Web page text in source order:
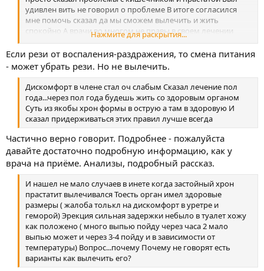
удивлен вить не говорил о проблеме В итоге согласился
мне помочь сказал да мы сможем вылечить и жить
спокойно А врачи во многом не правы в своем лечении
Йога для пищеварения от застоев и для прастаты + овощи и
отказ от курения постепенно И какие то травы... После лишь
после подготовки ( рези пропали давно незнаю почему)
Нажмите для раскрытия...
Если рези от воспаления-раздражения, то смена питания
- может убрать рези. Но не вылечить.
Дискомфорт в члене стал оч слабым Сказал лечение пол
года...через пол года будешь жить со здоровым органом
Суть из якобы хрон формы в острую а там в здоровую И
сказал придерживаться этих правил лучше всегда
Частично верно говорит. Подробнее - пожалуйста
давайте достаточно подробную информацию, как у
врача на приёме. Анализы, подробный рассказ.
И нашел не мало случаев в инете когда застойный хрон
прастатит вылечивался Тоесть орган имел здоровые
размеры ( жалоба толькл на дискомфорт в уретре и
геморой) Эрекция сильная задержки небыло в туалет хожу
как положено ( много выпью пойду через часа 2 мало
выпью может и через 3-4 пойду и в зависимости от
температуры) Вопрос...почему Почему не говорят есть
варианты как вылечить его?